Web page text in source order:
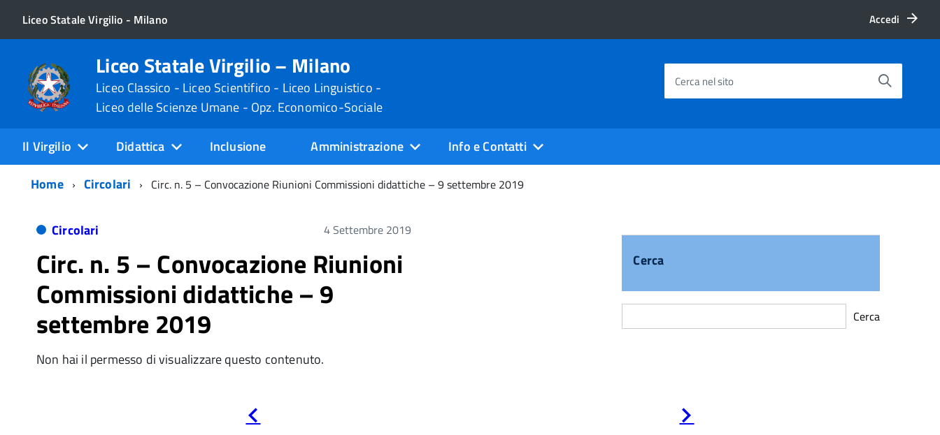
Liceo Statale Virgilio - Milano Accedi
Liceo Statale Virgilio – Milano
Liceo Classico - Liceo Scientifico - Liceo Linguistico -
Liceo delle Scienze Umane - Opz. Economico-Sociale
Cerca nel sito
Il Virgilio Didattica Inclusione Amministrazione
Info e Contatti
Home
Circolari Circ. n. 5 – Convocazione Riunioni Commissioni didattiche – 9 settembre 2019
Circolari 4 Settembre 2019
Circ. n. 5 – Convocazione Riunioni
Commissioni didattiche – 9
settembre 2019
Non hai il permesso di visualizzare questo contenuto.
Cerca
Cerca
precedente successiva